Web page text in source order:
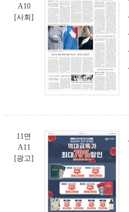
A10
[사회]
11면
A11
[광고]